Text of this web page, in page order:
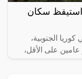
سكان
في كوريا الجنوبية،
عامين على الأقل،